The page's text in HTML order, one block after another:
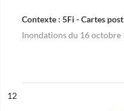
Contexte : 5Fi - Cartes
Inondations du 16
n°
12